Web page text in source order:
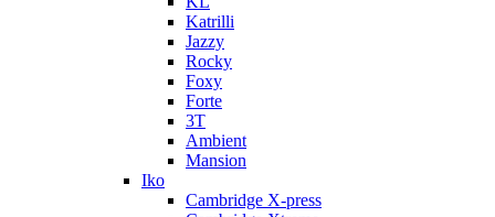
Katrilli
Jazzy
Rocky
Foxy
Forte
3T
Ambient
Mansion
Iko
Cambridge X-press